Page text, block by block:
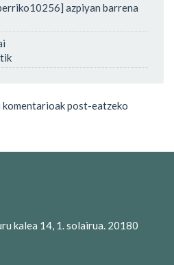
azpiyan barrena
komentarioak post-eatzeko
kalea 14, 1. solairua. 20180